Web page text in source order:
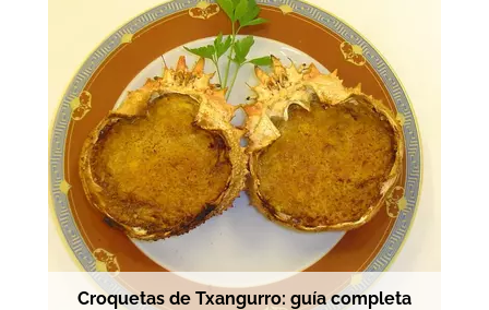
Croquetas de Txangurro: guía completa